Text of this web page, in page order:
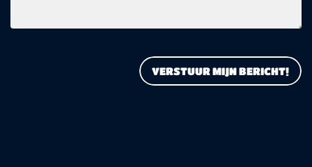
VERSTUUR MIJN BERICHT!